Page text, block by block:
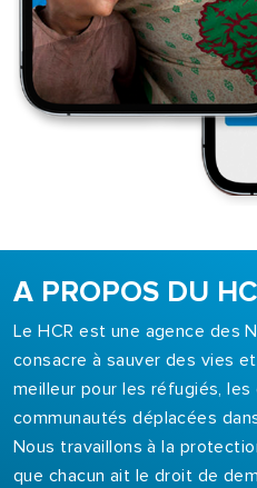
A PROPOS DU
Le HCR est une agence des
consacre à sauver des vies
meilleur pour les réfugiés,
communautés déplacées
Nous travaillons à la
que chacun ait le droit de